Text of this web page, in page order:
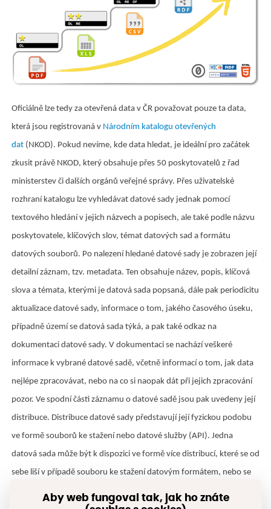
Oficiálně lze tedy za otevřená data v ČR považovat pouze ta data,
která jsou registrovaná v Národním katalogu otevřených
dat (NKOD). Pokud nevíme, kde data hledat, je ideální pro začátek
zkusit právě NKOD, který obsahuje přes 50 poskytovatelů z řad
ministerstev či dalších orgánů veřejné správy. Přes uživatelské
rozhraní katalogu lze vyhledávat datové sady jednak pomocí
textového hledání v jejich názvech a popisech, ale také podle názvu
poskytovatele, klíčových slov, témat datových sad a formátu
datových souborů. Po nalezení hledané datové sady je zobrazen její
detailní záznam, tzv. metadata. Ten obsahuje název, popis, klíčová
slova a témata, kterými je datová sada popsaná, dále pak periodicitu
aktualizace datové sady, informace o tom, jakého časového úseku,
případně území se datová sada týká, a pak také odkaz na
dokumentaci datové sady. V dokumentaci se nachází veškeré
informace k vybrané datové sadě, včetně informací o tom, jak data
nejlépe zpracovávat, nebo na co si naopak dát při jejich zpracování
pozor. Ve spodní části záznamu o datové sadě jsou pak uvedeny její
distribuce. Distribuce datové sady představují její fyzickou podobu
ve formě souborů ke stažení nebo datové služby (API). Jedna
datová sada může být k dispozici ve formě více distribucí, které se od
sebe liší v případě souboru ke stažení datovým formátem, nebo se
jedná o datovou službu. Každá distribuce pak má specifikovány své
Aby web fungoval tak, jak ho znáte